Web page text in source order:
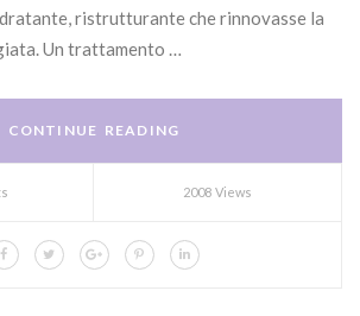
ristrutturante che rinnovasse la
Un trattamento …
CONTINUE READING
2008 Views